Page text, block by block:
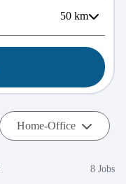
50 km
Home-Office
8 Jobs